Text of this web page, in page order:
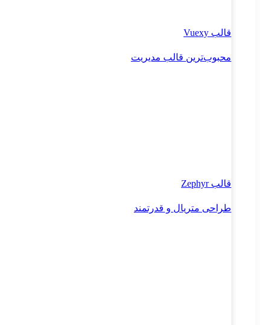
قالب Vuexy
محبوب‌ترین قالب مدیریت
قالب Zephyr
طراحی متریال و قدرتمند